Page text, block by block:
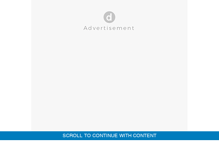
SCROLL TO CONTINUE WITH CONTENT